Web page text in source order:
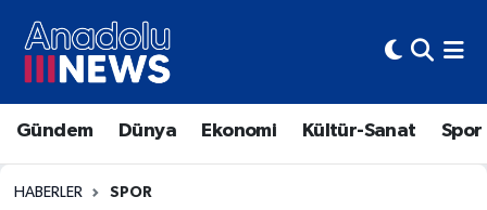
Gündem Dünya Ekonomi Kültür-Sanat Spor
HABERLER SPOR
Hava Durumu
Trafik Durumu
Süper Lig Puan Durumu ve Fikstür